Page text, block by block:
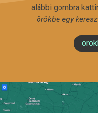
alábbi gombra
örökbe egy